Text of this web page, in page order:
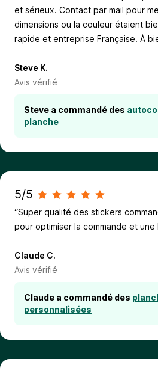
et sérieux. Contact par mail pour
dimensions ou la couleur étaient
rapide et entreprise Française. À
Steve K.
Avis vérifié
Steve a commandé des
planche
5/5
“Super qualité des stickers
pour optimiser la commande et une
Claude C.
Avis vérifié
Claude a commandé des
personnalisées